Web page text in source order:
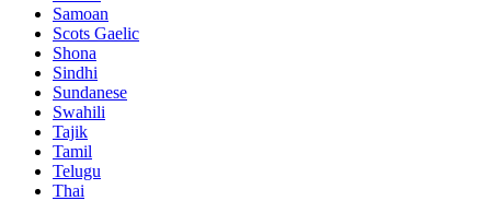
Samoan
Scots Gaelic
Shona
Sindhi
Sundanese
Swahili
Tajik
Tamil
Telugu
Thai